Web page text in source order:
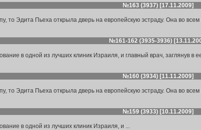
№163 (3937) [17.11.2009]
то Эдита Пьеха открыла дверь на европейскую эстраду. Она во
№161-162 (3935-3936)
в одной из лучших клиник Израиля, и главный врач, заглянув в
№160 (3934) [11.11.2009]
то Эдита Пьеха открыла дверь на европейскую эстраду. Она во
№159 (3933) [10.11.2009]
в одной из лучших клиник Израиля, и ...